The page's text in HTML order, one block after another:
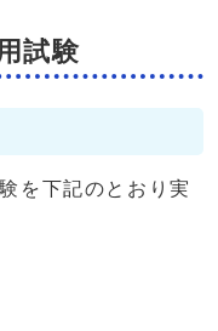
試験
を下記のとおり実